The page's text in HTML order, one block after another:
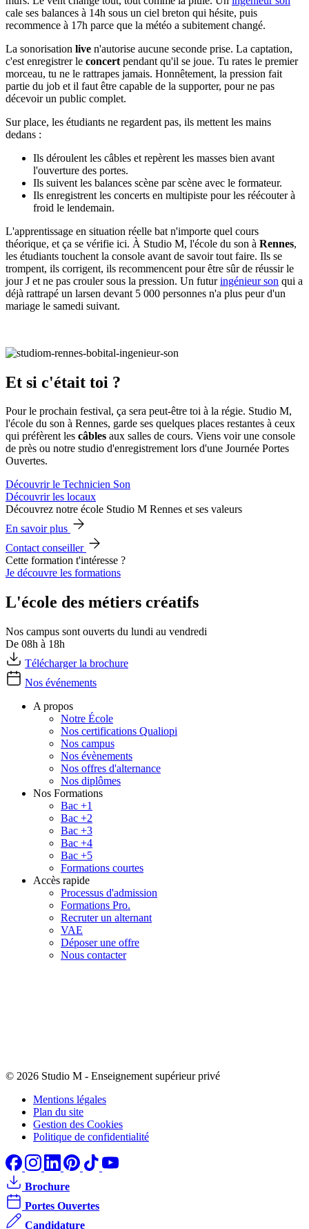
cale ses balances à 14h sous un ciel breton qui hésite, puis
recommence à 17h parce que la météo a subitement changé.
La sonorisation live n'autorise aucune seconde prise. La captation,
c'est enregistrer le concert pendant qu'il se joue. Tu rates le premier
morceau, tu ne le rattrapes jamais. Honnêtement, la pression fait
partie du job et il faut être capable de la supporter, pour ne pas
décevoir un public complet.
Sur place, les étudiants ne regardent pas, ils mettent les mains
dedans :
Ils déroulent les câbles et repèrent les masses bien avant
l'ouverture des portes.
Ils suivent les balances scène par scène avec le formateur.
Ils enregistrent les concerts en multipiste pour les réécouter à
froid le lendemain.
L'apprentissage en situation réelle bat n'importe quel cours
théorique, et ça se vérifie ici. À Studio M, l'école du son à Rennes,
les étudiants touchent la console avant de savoir tout faire. Ils se
trompent, ils corrigent, ils recommencent pour être sûr de réussir le
jour J et ne pas crouler sous la pression. Un futuringénieur son qui a
déjà rattrapé un larsen devant 5 000 personnes n'a plus peur d'un
mariage le samedi suivant.
Et si c'était toi ?
Pour le prochain festival, ça sera peut-être toi à la régie. Studio M,
l'école du son à Rennes, garde ses quelques places restantes à ceux
qui préfèrent les câbles aux salles de cours. Viens voir une console
de près ou notre studio d'enregistrement lors d'une Journée Portes
Ouvertes.
Découvrir le Technicien Son
Découvrir les locaux
Découvrez notre école Studio M Rennes et ses valeurs
En savoir plus
Contact conseiller
Cette formation t'intéresse ?
Je découvre les formations
L'école des métiers créatifs
Nos campus sont ouverts du lundi au vendredi
De 08h à 18h
Télécharger la brochure
Nos événements
A propos
Notre École
Nos certifications Qualiopi
Nos campus
Nos évènements
Nos offres d'alternance
Nos diplômes
Nos Formations
Bac +1
Bac +2
Bac +3
Bac +4
Bac +5
Formations courtes
Accès rapide
Processus d'admission
Formations Pro.
Recruter un alternant
VAE
Déposer une offre
Nous contacter
© 2026 Studio M - Enseignement supérieur privé
Mentions légales
Plan du site
Gestion des Cookies
Politique de confidentialité
Brochure
Portes Ouvertes
Candidature